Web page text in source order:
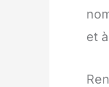
et